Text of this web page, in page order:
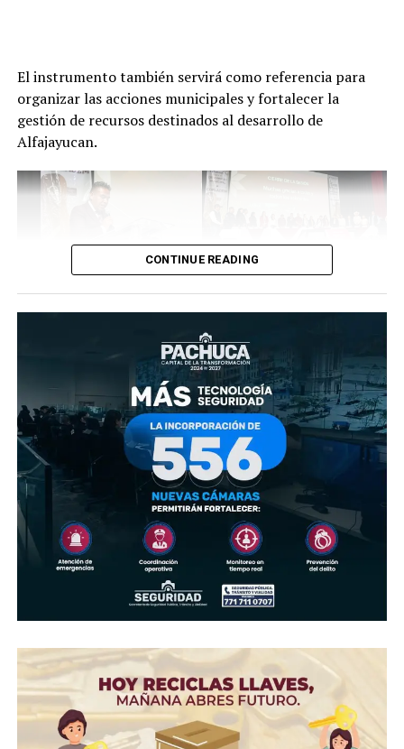
El instrumento también servirá como referencia para
organizar las acciones municipales y fortalecer la
gestión de recursos destinados al desarrollo de
Alfajayucan.
CONTINUE READING